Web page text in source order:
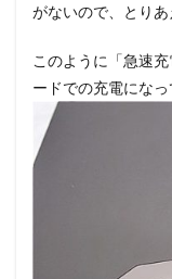
がないので、とりあ
このように「急速
ードでの充電になっ